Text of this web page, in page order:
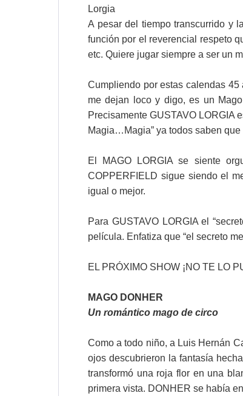
Lorgia
A pesar del tiempo transcurrido y
función por el reverencial respeto
etc. Quiere jugar siempre a ser un
Cumpliendo por estas calendas
me dejan loco y digo, es un
Precisamente GUSTAVO LORGIA
Magia…Magia” ya todos saben que
El MAGO LORGIA se siente
COPPERFIELD sigue siendo el
igual o mejor.
Para GUSTAVO LORGIA el
película. Enfatiza que “el secreto
EL PRÓXIMO SHOW ¡NO TE LO
MAGO DONHER
Un romántico mago de circo
Como a todo niño, a Luis Hernán
ojos descubrieron la fantasía
transformó una roja flor en una
primera vista. DONHER se había